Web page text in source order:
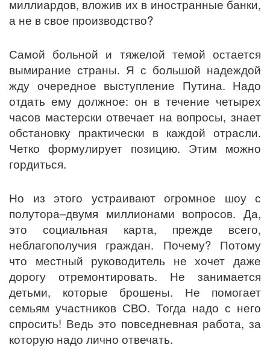
миллиардов, вложив их в иностранные банки,
а не в свое производство?
Самой больной и тяжелой темой остается
вымирание страны. Я с большой надеждой
жду очередное выступление Путина. Надо
отдать ему должное: он в течение четырех
часов мастерски отвечает на вопросы, знает
обстановку практически в каждой отрасли.
Четко формулирует позицию. Этим можно
гордиться.
Но из этого устраивают огромное шоу с
полутора–двумя миллионами вопросов. Да,
это социальная карта, прежде всего,
неблагополучия граждан. Почему? Потому
что местный руководитель не хочет даже
дорогу отремонтировать. Не занимается
детьми, которые брошены. Не помогает
семьям участников СВО. Тогда надо с него
спросить! Ведь это повседневная работа, за
которую надо лично отвечать.